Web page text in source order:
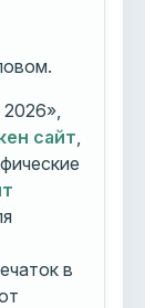
сайт
в